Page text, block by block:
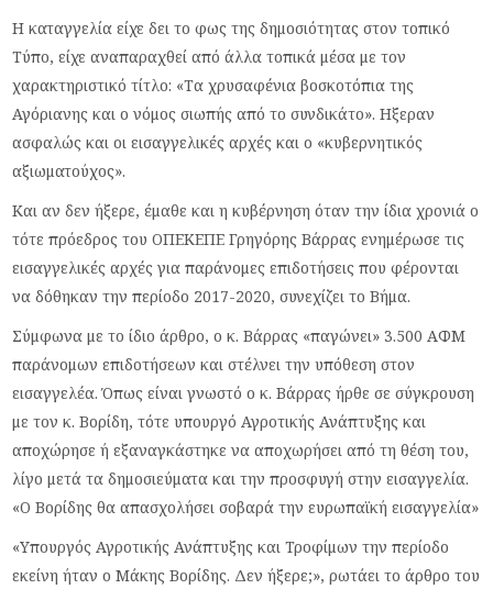
Η καταγγελία είχε δει το φως της δημοσιότητας στον τοπικό
Τύπο, είχε αναπαραχθεί από άλλα τοπικά μέσα με τον
χαρακτηριστικό τίτλο: «Τα χρυσαφένια βοσκοτόπια της
Αγόριανης και ο νόμος σιωπής από το συνδικάτο». Ηξεραν
ασφαλώς και οι εισαγγελικές αρχές και ο «κυβερνητικός
αξιωματούχος».
Και αν δεν ήξερε, έμαθε και η κυβέρνηση όταν την ίδια χρονιά ο
τότε πρόεδρος του ΟΠΕΚΕΠΕ Γρηγόρης Βάρρας ενημέρωσε τις
εισαγγελικές αρχές για παράνομες επιδοτήσεις που φέρονται
να δόθηκαν την περίοδο 2017-2020, συνεχίζει το Βήμα.
Σύμφωνα με το ίδιο άρθρο, ο κ. Βάρρας «παγώνει» 3.500 ΑΦΜ
παράνομων επιδοτήσεων και στέλνει την υπόθεση στον
εισαγγελέα. Όπως είναι γνωστό ο κ. Βάρρας ήρθε σε σύγκρουση
με τον κ. Βορίδη, τότε υπουργό Αγροτικής Ανάπτυξης και
αποχώρησε ή εξαναγκάστηκε να αποχωρήσει από τη θέση του,
λίγο μετά τα δημοσιεύματα και την προσφυγή στην εισαγγελία.
«Ο Βορίδης θα απασχολήσει σοβαρά την ευρωπαϊκή εισαγγελία»
«Υπουργός Αγροτικής Ανάπτυξης και Τροφίμων την περίοδο
εκείνη ήταν ο Μάκης Βορίδης. Δεν ήξερε;», ρωτάει το άρθρο του